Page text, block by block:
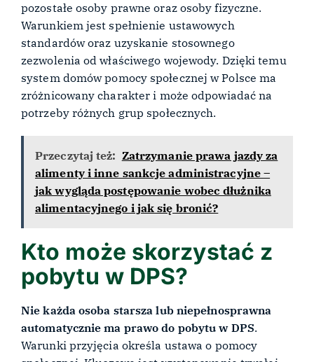
pozostałe osoby prawne oraz osoby fizyczne.
Warunkiem jest spełnienie ustawowych
standardów oraz uzyskanie stosownego
zezwolenia od właściwego wojewody. Dzięki temu
system domów pomocy społecznej w Polsce ma
zróżnicowany charakter i może odpowiadać na
potrzeby różnych grup społecznych.
Przeczytaj też: Zatrzymanie prawa jazdy za
alimenty i inne sankcje administracyjne –
jak wygląda postępowanie wobec dłużnika
alimentacyjnego i jak się bronić?
Kto może skorzystać z
pobytu w DPS?
Nie każda osoba starsza lub niepełnosprawna
automatycznie ma prawo do pobytu w DPS.
Warunki przyjęcia określa ustawa o pomocy